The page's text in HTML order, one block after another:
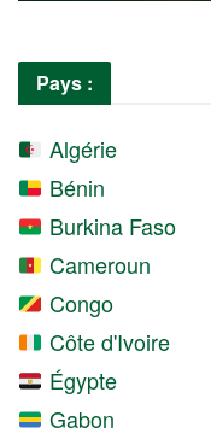
Pays :
Algérie
Bénin
Burkina Faso
Cameroun
Congo
Côte d'Ivoire
Égypte
Gabon